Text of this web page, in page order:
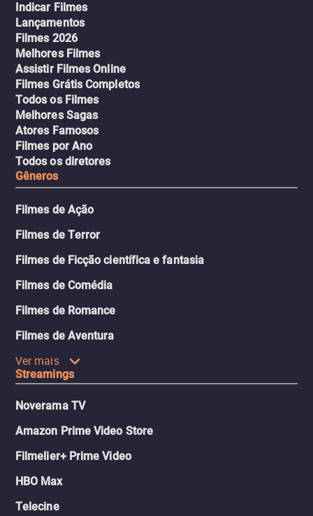
Indicar Filmes
Lançamentos
Filmes 2026
Melhores Filmes
Assistir Filmes Online
Filmes Grátis Completos
Todos os Filmes
Melhores Sagas
Atores Famosos
Filmes por Ano
Todos os diretores
Gêneros
Filmes de Ação
Filmes de Terror
Filmes de Ficção científica e fantasia
Filmes de Comédia
Filmes de Romance
Filmes de Aventura
Ver mais
Streamings
Noverama TV
Amazon Prime Video Store
Filmelier+ Prime Video
HBO Max
Telecine